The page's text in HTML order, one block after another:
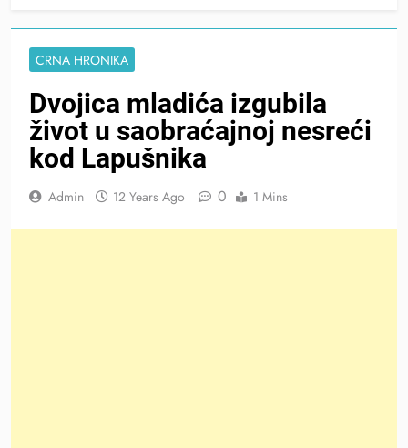
CRNA HRONIKA
Dvojica mladića izgubila
život u saobraćajnoj nesreći
kod Lapušnika
Admin 12 Years Ago 0 1 Mins